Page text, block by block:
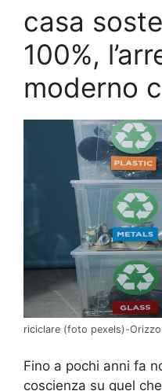
casa
100%,
moderno
riciclare (foto pexels)-
Fino a pochi anni fa
coscienza su quel